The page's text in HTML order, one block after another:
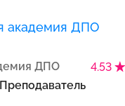
ДПО 4.53